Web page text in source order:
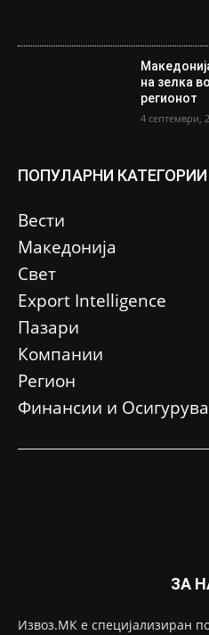
на зелка
регионот
4 септември,
ПОПУЛАРНИ КАТЕГОРИИ
Вести
Македонија
Свет
Еxport Intelligence
Пазари
Компании
Регион
Финансии и
ЗА
Извоз.МК е специјализиран